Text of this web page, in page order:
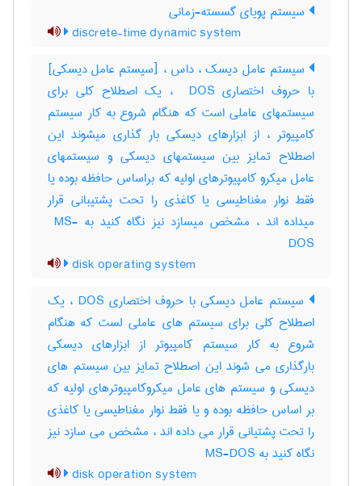
سیستم پویای گسسته-زمانی
discrete-time dynamic system
سیستم عامل دیسک ، داس ، [سیستم عامل دیسکی]
با حروف اختصاری ‎ DOS ، یک اصطلاح کلی برای
سیستمهای عاملی است که هنگام شروع به کار سیستم
کامپیوتر ، از ابزارهای دیسکی بار گذاری میشوند این
اصطلاح تمایز بین سیستمهای دیسکی و سیستمهای
عامل میکرو کامپیوترهای اولیه که براساس حافظه بوده یا
فقط نوار مغناطیسی یا کاغذی را تحت پشتیبانی قرار
میداده اند ، مشخص میسازد نیز نگاه کنید به ‎ MS-
DOS
disk operating system
سیستم عامل دیسکی با حروف اختصاری DOS ، یک
اصطلاح کلی برای سیستم های عاملی لست که هنگام
شروع به کار سیستم کامپیوتر از ابزارهای دیسکی
بارگذاری می شوند این اصطلاح تمایز بین سیستم های
دیسکی و سیستم های عامل میکروکامپیوترهای اولیه که
بر اساس حافظه بوده و یا فقط نوار مغناطیسی یا کاغذی
را تحت پشتیانی قرار می داده اند ، مشخص می سازد نیز
نگاه کنید به MS-DOS
disk operation system